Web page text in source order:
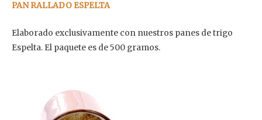
PAN RALLADO ESPELTA
Elaborado exclusivamente con nuestros panes de trigo
Espelta. El paquete es de 500 gramos.